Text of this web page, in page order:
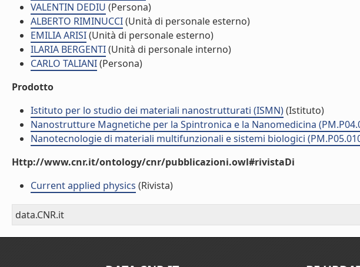
VALENTIN DEDIU (Persona)
ALBERTO RIMINUCCI(Unità di personale esterno)
EMILIA ARISI(Unità di personale esterno)
ILARIA BERGENTI(Unità di personale interno)
CARLO TALIANI(Persona)
Prodotto
Istituto per lo studio dei materiali nanostrutturati (ISMN)(Istituto)
Nanostrutture Magnetiche per la Spintronica e la Nanomedicina
Nanotecnologie di materiali multifunzionali e sistemi biologici
Http://www.cnr.it/ontology/cnr/pubblicazioni.owl#rivistaDi
Current applied physics (Rivista)
data.CNR.it